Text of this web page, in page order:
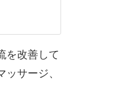
ょう！
を改善して
サージ、